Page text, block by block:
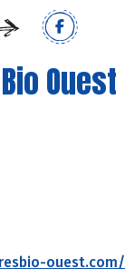
Ouest
ouest.com/